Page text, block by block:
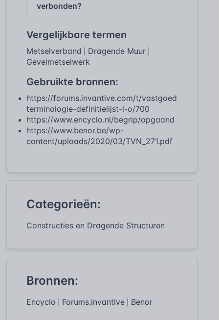
verbonden?
Vergelijkbare termen
Metselverband Dragende Muur
Gevelmetselwerk
Gebruikte bronnen:
https://forums.invantive.com/t/vastgoed
terminologie-definitielijst-l-o/700
https://www.encyclo.nl/begrip/opgaand
https://www.benor.be/wp-
content/uploads/2020/03/TVN_271.pdf
Categorieën:
Constructies en Dragende Structuren
Bronnen:
Encyclo Forums.invantive Benor